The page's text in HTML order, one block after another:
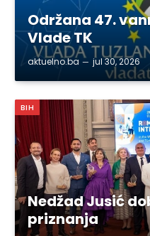
Održana 47.
Vlade TK
aktuelno.ba jul 30, 2026
BIH
Nedžad Jusić
priznanja